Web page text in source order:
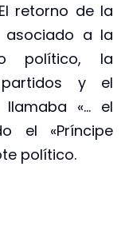
retorno de la
asociado a la
político, la
partidos y el
«… el
el «Príncipe
político.